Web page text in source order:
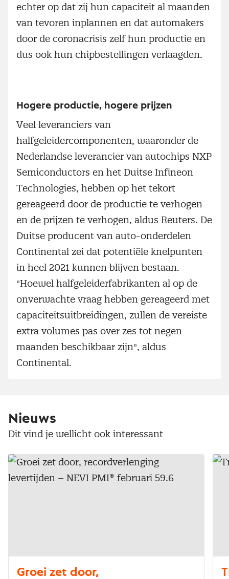
echter op dat zij hun capaciteit al maanden
van tevoren inplannen en dat automakers
door de coronacrisis zelf hun productie en
dus ook hun chipbestellingen verlaagden.
Hogere productie, hogere prijzen
Veel leveranciers van
halfgeleidercomponenten, waaronder de
Nederlandse leverancier van autochips NXP
Semiconductors en het Duitse Infineon
Technologies, hebben op het tekort
gereageerd door de productie te verhogen
en de prijzen te verhogen, aldus Reuters. De
Duitse producent van auto-onderdelen
Continental zei dat potentiële knelpunten
in heel 2021 kunnen blijven bestaan.
"Hoewel halfgeleiderfabrikanten al op de
onverwachte vraag hebben gereageerd met
capaciteitsuitbreidingen, zullen de vereiste
extra volumes pas over zes tot negen
maanden beschikbaar zijn", aldus
Continental.
Nieuws
Dit vind je wellicht ook interessant
Groei zet door,